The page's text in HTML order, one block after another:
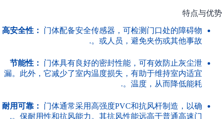
特点与优势
高安全性：
门体配备安全传感器，可检测门口处的障碍物
或人员，避免夹伤或其他事故。.
节能性：
门体具有良好的密封性能，可有效防止灰尘泄
漏。此外，它减少了室内温度损失，有助于维持室内适宜
温度，从而降低能耗。.
耐用可靠：
门体通常采用高强度PVC和抗风杆制造，以确
保耐用性和抗风能力。其抗风性能远高于普通高速门。.